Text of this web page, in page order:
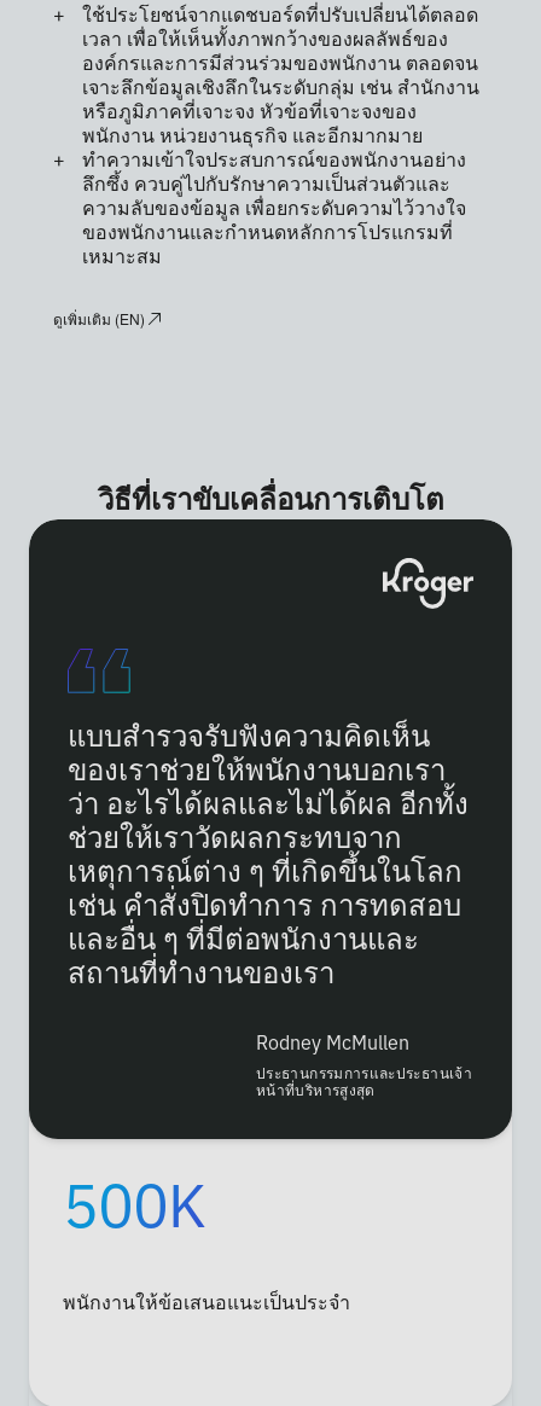
ใช้ประโยชน์จากแดชบอร์ดที่ปรับเปลี่ยนได้ตลอด
เวลา เพื่อให้เห็นทั้งภาพกว้างของผลลัพธ์ของ
องค์กรและการมีส่วนร่วมของพนักงาน ตลอดจน
เจาะลึกข้อมูลเชิงลึกในระดับกลุ่ม เช่น สำนักงาน
หรือภูมิภาคที่เจาะจง หัวข้อที่เจาะจงของ
พนักงาน หน่วยงานธุรกิจ และอีกมากมาย
ทำความเข้าใจประสบการณ์ของพนักงานอย่าง
ลึกซึ้ง ควบคู่ไปกับรักษาความเป็นส่วนตัวและ
ความลับของข้อมูล เพื่อยกระดับความไว้วางใจ
ของพนักงานและกำหนดหลักการโปรแกรมที่
เหมาะสม
ดูเพิ่มเติม (EN)
วิธีที่เราขับเคลื่อนการเติบโต
แบบสำรวจรับฟังความคิดเห็น
ของเราช่วยให้พนักงานบอกเรา
ว่า อะไรได้ผลและไม่ได้ผล อีกทั้ง
ช่วยให้เราวัดผลกระทบจาก
เหตุการณ์ต่าง ๆ ที่เกิดขึ้นในโลก
เช่น คำสั่งปิดทำการ การทดสอบ
และอื่น ๆ ที่มีต่อพนักงานและ
สถานที่ทำงานของเรา
Rodney McMullen
ประธานกรรมการและประธานเจ้า
หน้าที่บริหารสูงสุด
500K
พนักงานให้ข้อเสนอแนะเป็นประจำ